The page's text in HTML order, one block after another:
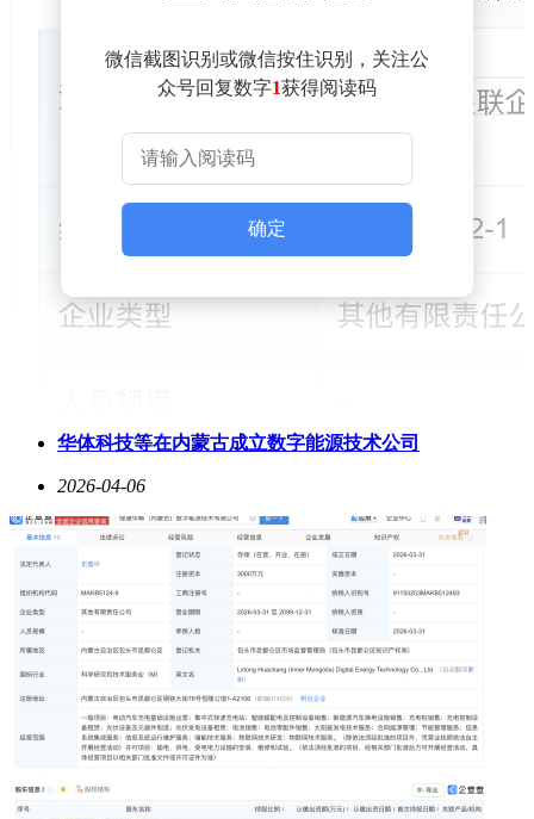
微信截图识别或微信按住识别，关注公
众号回复数字1获得阅读码
确定
华体科技等在内蒙古成立数字能源技术公司
2026-04-06